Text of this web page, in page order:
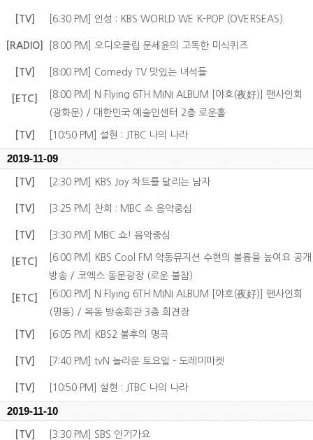
[TV] [6:30 PM] 인성 : KBS WORLD WE K-POP (OVERSEAS)
[RADIO] [8:00 PM] 오디오클립 문세윤의 고독한 미식퀴즈
[TV] [8:00 PM] Comedy TV 맛있는 녀석들
[ETC]
[8:00 PM] N.Flying 6TH MINI ALBUM [야호(夜好)] 팬사인회
(광화문) / 대한민국 예술인센터 2층 로운홀
[TV] [10:50 PM] 설현 : JTBC 나의 나라
2019-11-09
[TV] [2:30 PM] KBS Joy 차트를 달리는 남자
[TV] [3:25 PM] 찬희 : MBC 쇼 음악중심
[TV] [3:30 PM] MBC 쇼! 음악중심
[ETC]
[6:00 PM] KBS Cool FM 악동뮤지션 수현의 볼륨을 높여요 공개
방송 / 코엑스 동문광장 (로운 불참)
[ETC]
[6:00 PM] N.Flying 6TH MINI ALBUM [야호(夜好)] 팬사인회
(명동) / 목동 방송회관 3층 회견장
[TV] [6:05 PM] KBS2 불후의 명곡
[TV] [7:40 PM] tvN 놀라운 토요일 - 도레미마켓
[TV] [10:50 PM] 설현 : JTBC 나의 나라
2019-11-10
[TV] [3:30 PM] SBS 인기가요